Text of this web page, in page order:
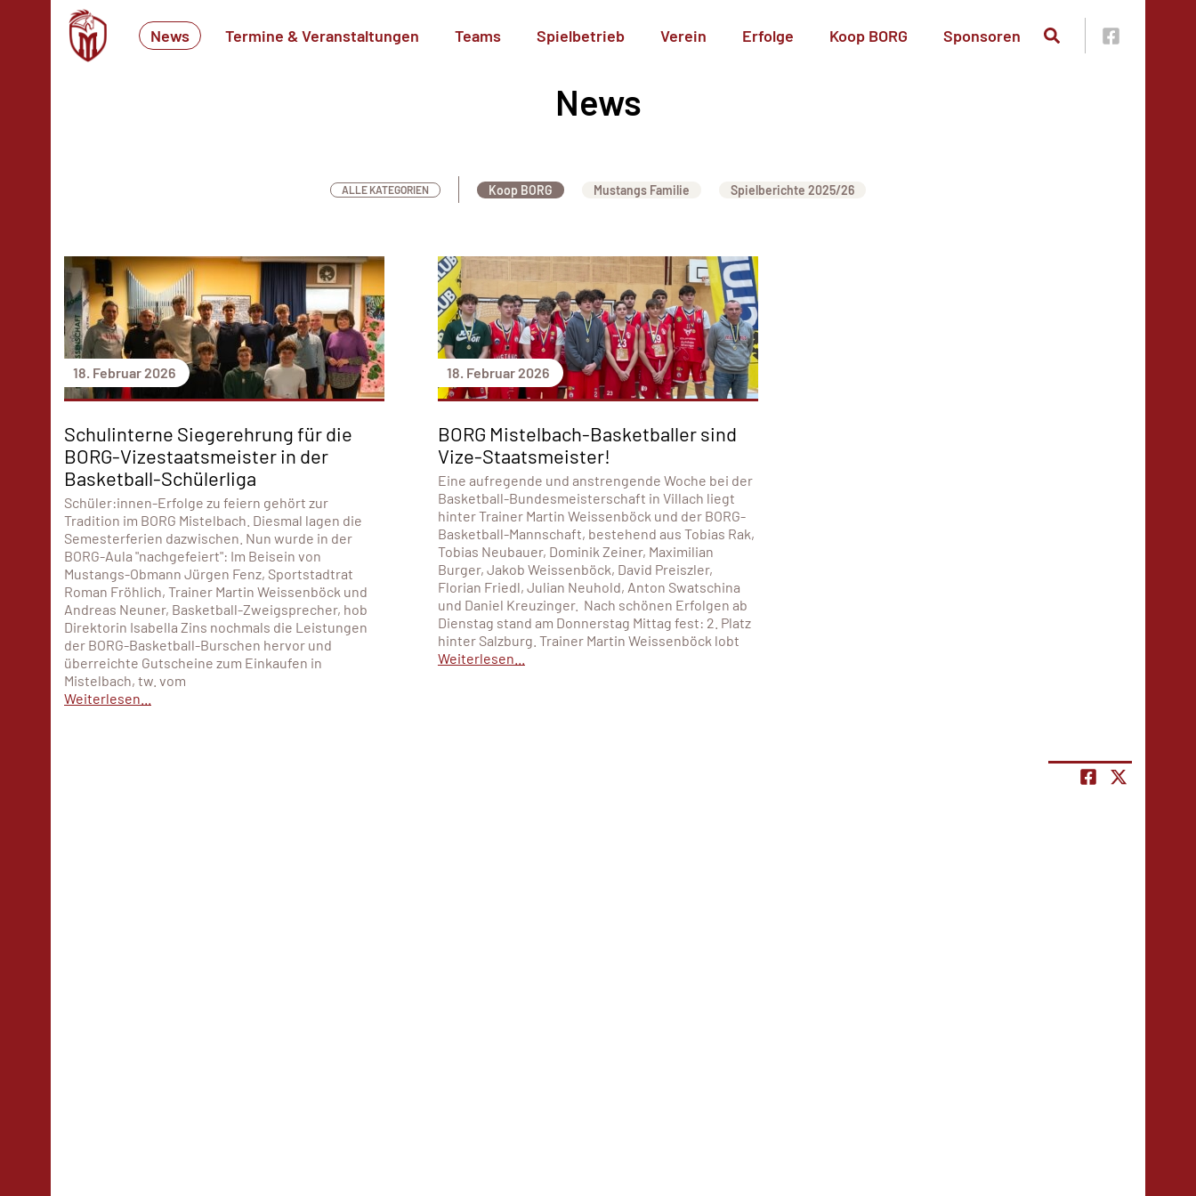
News Termine & Veranstaltungen Teams Spielbetrieb Verein Erfolge Koop BORG Sponsoren
News
ALLE KATEGORIEN Koop BORG Mustangs Familie Spielberichte 2025/26
18. Februar 2026
Schulinterne Siegerehrung für die
BORG-Vizestaatsmeister in der
Basketball-Schülerliga
Schüler:innen-Erfolge zu feiern gehört zur
Tradition im BORG Mistelbach. Diesmal lagen die
Semesterferien dazwischen. Nun wurde in der
BORG-Aula "nachgefeiert": Im Beisein von
Mustangs-Obmann Jürgen Fenz, Sportstadtrat
Roman Fröhlich, Trainer Martin Weissenböck und
Andreas Neuner, Basketball-Zweigsprecher, hob
Direktorin Isabella Zins nochmals die Leistungen
der BORG-Basketball-Burschen hervor und
überreichte Gutscheine zum Einkaufen in
Mistelbach, tw. vom
Weiterlesen...
18. Februar 2026
BORG Mistelbach-Basketballer sind
Vize-Staatsmeister!
Eine aufregende und anstrengende Woche bei der
Basketball-Bundesmeisterschaft in Villach liegt
hinter Trainer Martin Weissenböck und der BORG-
Basketball-Mannschaft, bestehend aus Tobias Rak,
Tobias Neubauer, Dominik Zeiner, Maximilian
Burger, Jakob Weissenböck, David Preiszler,
Florian Friedl, Julian Neuhold, Anton Swatschina
und Daniel Kreuzinger. Nach schönen Erfolgen ab
Dienstag stand am Donnerstag Mittag fest: 2. Platz
hinter Salzburg. Trainer Martin Weissenböck lobt
Weiterlesen...